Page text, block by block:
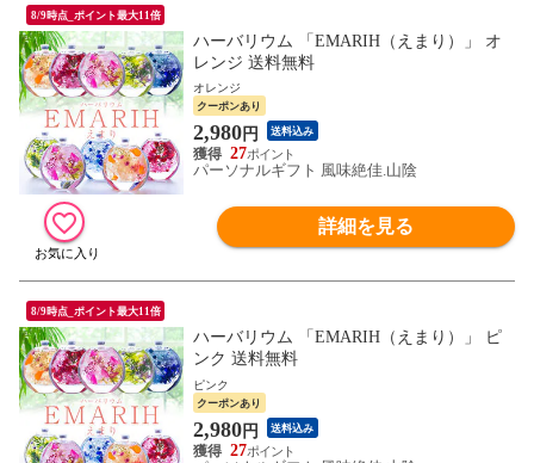
8/9時点_ポイント最大11倍
ハーバリウム 「EMARIH（えまり）」 オ
レンジ 送料無料
オレンジ
クーポンあり
2,980円 送料込み
27
パーソナルギフト 風味絶佳.山陰
詳細を見る
8/9時点_ポイント最大11倍
ハーバリウム 「EMARIH（えまり）」 ピ
ンク 送料無料
ピンク
クーポンあり
2,980円 送料込み
27